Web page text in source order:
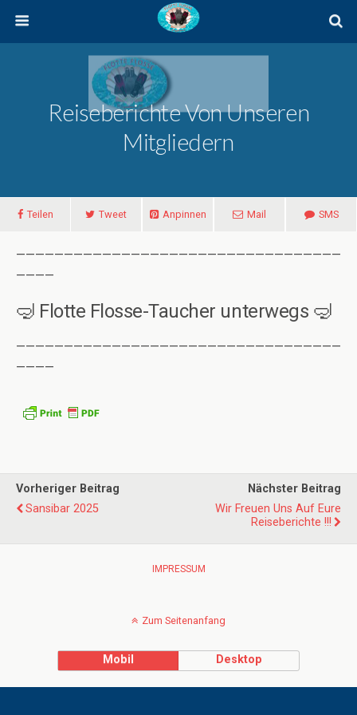
Reiseberichte Von Unseren
Mitgliedern
Teilen Tweet Anpinnen Mail SMS
——————————————————————————————————
————
🤿 Flotte Flosse-Taucher unterwegs 🤿
——————————————————————————————————
————
Vorheriger Beitrag
Sansibar 2025
Nächster Beitrag
Wir Freuen Uns Auf Eure
Reiseberichte !!!
IMPRESSUM
Zum Seitenanfang
Mobil Desktop